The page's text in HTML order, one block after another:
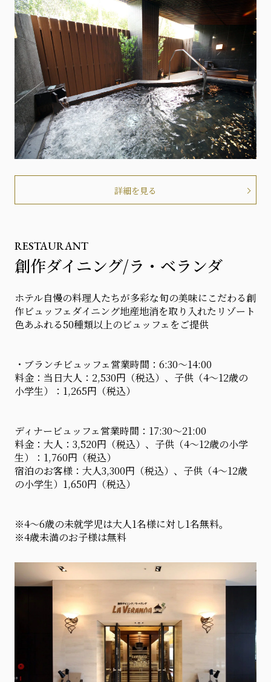
詳細を見る
RESTAURANT
創作ダイニング/ラ・ベランダ
ホテル自慢の料理人たちが多彩な旬の美味にこだわる創
作ビュッフェダイニング地産地消を取り入れたリゾート
色あふれる50種類以上のビュッフェをご提供
・ブランチビュッフェ営業時間：6:30～14:00
料金：当日大人：2,530円（税込）、子供（4～12歳の
小学生）：1,265円（税込）
ディナービュッフェ営業時間：17:30～21:00
料金：大人：3,520円（税込）、子供（4～12歳の小学
生）：1,760円（税込）
宿泊のお客様：大人3,300円（税込）、子供（4～12歳
の小学生）1,650円（税込）
※4～6歳の未就学児は大人1名様に対し1名無料。
※4歳未満のお子様は無料